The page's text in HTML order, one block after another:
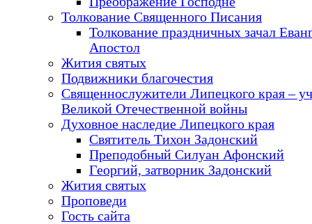
Толкование Священного Писания
Толкование праздничных зачал
Апостол
Жития святых
Подвижники благочестия
Священнослужители Липецкого края –
Великой Отечественной войны
Духовное наследие Липецкого края
Святитель Тихон Задонский
Преподобный Силуан Афонский
Георгий, затворник Задонский
Жития святых
Проповеди
Гость сайта